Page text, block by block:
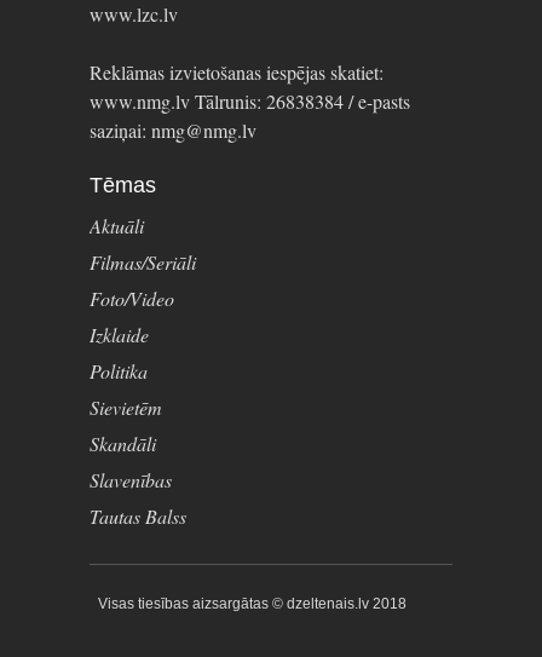
www.lzc.lv
Reklāmas izvietošanas iespējas skatiet:
www.nmg.lv Tālrunis: 26838384 / e-pasts
saziņai: nmg@nmg.lv
Tēmas
Aktuāli
Filmas/Seriāli
Foto/Video
Izklaide
Politika
Sievietēm
Skandāli
Slavenības
Tautas Balss
Visas tiesības aizsargātas © dzeltenais.lv 2018